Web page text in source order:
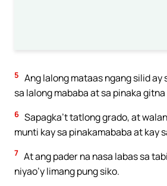
5 Ang lalong mataas ngang silid ay
sa lalong mababa at sa pinaka gitna
6 Sapagka’t tatlong grado, at
munti kay sa pinakamababa at kay
7 At ang pader na nasa labas sa
niyao’y limang pung siko.